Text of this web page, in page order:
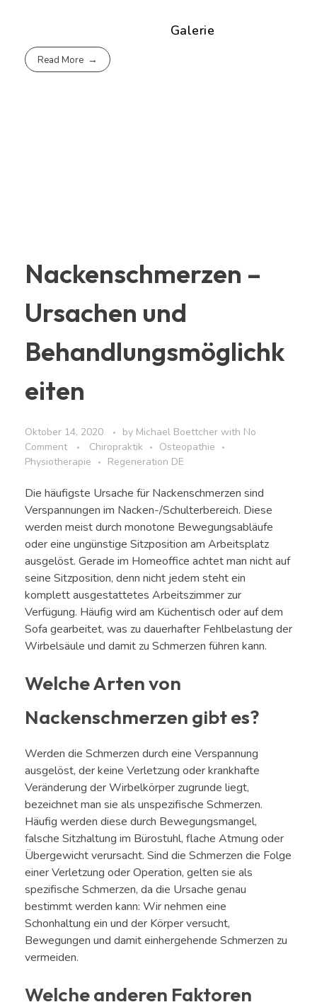
Galerie
Read More
Nackenschmerzen –
Ursachen und
Behandlungsmöglichk
eiten
Oktober 14, 2020 by Michael Boettcher with No
Comment
Chiropraktik
Osteopathie
Physiotherapie
Regeneration DE
Die häufigste Ursache für Nackenschmerzen sind
Verspannungen im Nacken-/Schulterbereich. Diese
werden meist durch monotone Bewegungsabläufe
oder eine ungünstige Sitzposition am Arbeitsplatz
ausgelöst. Gerade im Homeoffice achtet man nicht auf
seine Sitzposition, denn nicht jedem steht ein
komplett ausgestattetes Arbeitszimmer zur
Verfügung. Häufig wird am Küchentisch oder auf dem
Sofa gearbeitet, was zu dauerhafter Fehlbelastung der
Wirbelsäule und damit zu Schmerzen führen kann.
Welche Arten von
Nackenschmerzen gibt es?
Werden die Schmerzen durch eine Verspannung
ausgelöst, der keine Verletzung oder krankhafte
Veränderung der Wirbelkörper zugrunde liegt,
bezeichnet man sie als unspezifische Schmerzen.
Häufig werden diese durch Bewegungsmangel,
falsche Sitzhaltung im Bürostuhl, flache Atmung oder
Übergewicht verursacht. Sind die Schmerzen die Folge
einer Verletzung oder Operation, gelten sie als
spezifische Schmerzen, da die Ursache genau
bestimmt werden kann: Wir nehmen eine
Schonhaltung ein und der Körper versucht,
Bewegungen und damit einhergehende Schmerzen zu
vermeiden.
Welche anderen Faktoren